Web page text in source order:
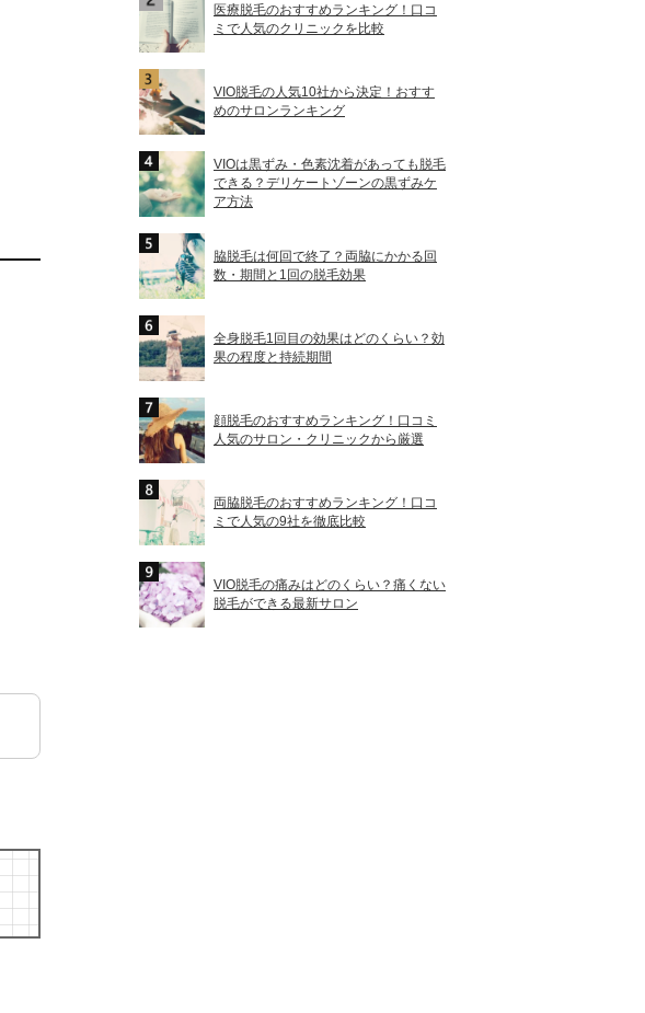
医療脱毛のおすすめランキング！口コ
ミで人気のクリニックを比較
VIO脱毛の人気10社から決定！おすす
めのサロンランキング
VIOは黒ずみ・色素沈着があっても脱毛
できる？デリケートゾーンの黒ずみケ
ア方法
脇脱毛は何回で終了？両脇にかかる回
数・期間と1回の脱毛効果
全身脱毛1回目の効果はどのくらい？効
果の程度と持続期間
顔脱毛のおすすめランキング！口コミ
人気のサロン・クリニックから厳選
両脇脱毛のおすすめランキング！口コ
ミで人気の9社を徹底比較
VIO脱毛の痛みはどのくらい？痛くない
脱毛ができる最新サロン